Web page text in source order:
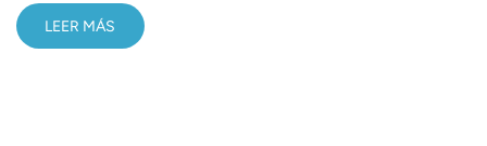
LEER MÁS